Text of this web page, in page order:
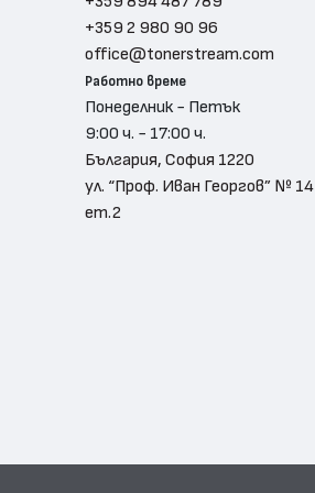
+359 2 980 90 96
office@tonerstream.com
Работно време
Понеделник - Петък
9:00 ч. - 17:00 ч.
България, София 1220
ул. “Проф. Иван Георгов” №
ет.2